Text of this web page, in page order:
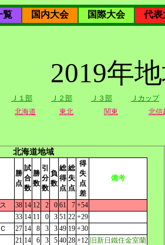
覧 国内大会 国際大会
代表
2019年
Ｊ１部 Ｊ２部 Ｊ３部
Ｊカップ
北海道 東北 関東 北信
北海道地域
勝
点
試
合
数
勝
数
引
分
数
負
数
総
得
点
総
失
点
得
失
点
差
備考
38 14 12 2 0 61 7 +54
33 14 11 0 3 51 22 +29
27 14 8 3 3 49 19 +30
21 14 6 3 5 40 28 +12 旧新日鐵住金室蘭